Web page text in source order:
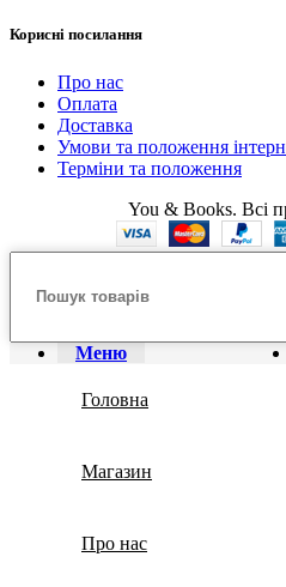
Корисні посилання
Про нас
Оплата
Доставка
Умови та положення
Терміни та положення
You & Books. Всі
Меню
Головна
Магазин
Про нас